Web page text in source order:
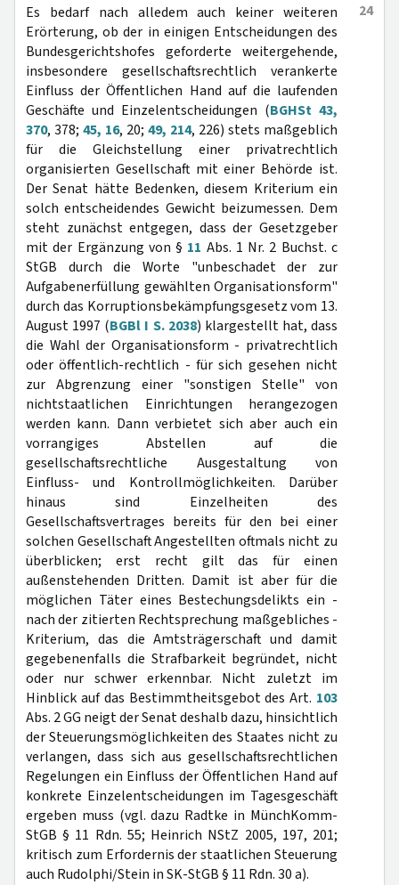
24
Es bedarf nach alledem auch keiner weiteren
Erörterung, ob der in einigen Entscheidungen des
Bundesgerichtshofes geforderte weitergehende,
insbesondere gesellschaftsrechtlich verankerte
Einfluss der Öffentlichen Hand auf die laufenden
Geschäfte und Einzelentscheidungen (BGHSt 43,
370, 378; 45, 16, 20; 49, 214, 226) stets maßgeblich
für die Gleichstellung einer privatrechtlich
organisierten Gesellschaft mit einer Behörde ist.
Der Senat hätte Bedenken, diesem Kriterium ein
solch entscheidendes Gewicht beizumessen. Dem
steht zunächst entgegen, dass der Gesetzgeber
mit der Ergänzung von § 11 Abs. 1 Nr. 2 Buchst. c
StGB durch die Worte "unbeschadet der zur
Aufgabenerfüllung gewählten Organisationsform"
durch das Korruptionsbekämpfungsgesetz vom 13.
August 1997 (BGBl I S. 2038) klargestellt hat, dass
die Wahl der Organisationsform - privatrechtlich
oder öffentlich-rechtlich - für sich gesehen nicht
zur Abgrenzung einer "sonstigen Stelle" von
nichtstaatlichen Einrichtungen herangezogen
werden kann. Dann verbietet sich aber auch ein
vorrangiges Abstellen auf die
gesellschaftsrechtliche Ausgestaltung von
Einfluss- und Kontrollmöglichkeiten. Darüber
hinaus sind Einzelheiten des
Gesellschaftsvertrages bereits für den bei einer
solchen Gesellschaft Angestellten oftmals nicht zu
überblicken; erst recht gilt das für einen
außenstehenden Dritten. Damit ist aber für die
möglichen Täter eines Bestechungsdelikts ein -
nach der zitierten Rechtsprechung maßgebliches -
Kriterium, das die Amtsträgerschaft und damit
gegebenenfalls die Strafbarkeit begründet, nicht
oder nur schwer erkennbar. Nicht zuletzt im
Hinblick auf das Bestimmtheitsgebot des Art. 103
Abs. 2 GG neigt der Senat deshalb dazu, hinsichtlich
der Steuerungsmöglichkeiten des Staates nicht zu
verlangen, dass sich aus gesellschaftsrechtlichen
Regelungen ein Einfluss der Öffentlichen Hand auf
konkrete Einzelentscheidungen im Tagesgeschäft
ergeben muss (vgl. dazu Radtke in MünchKomm-
StGB § 11 Rdn. 55; Heinrich NStZ 2005, 197, 201;
kritisch zum Erfordernis der staatlichen Steuerung
auch Rudolphi/Stein in SK-StGB § 11 Rdn. 30 a).